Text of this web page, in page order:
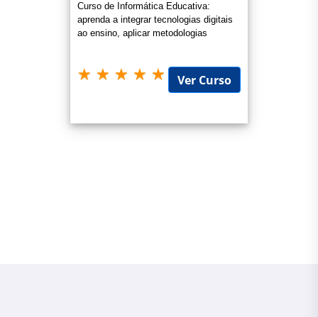
Curso de Informática Educativa:
aprenda a integrar tecnologias digitais
ao ensino, aplicar metodologias
Ver Curso